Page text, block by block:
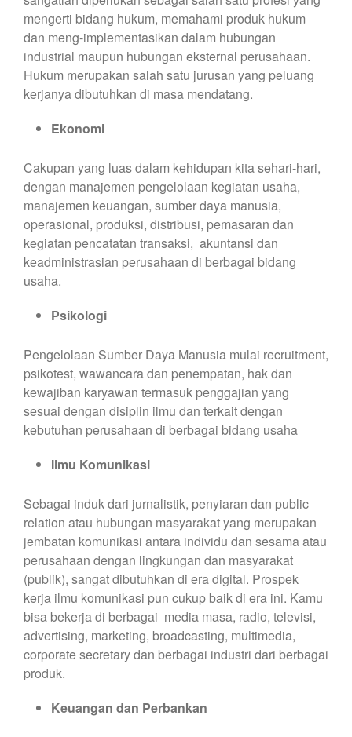
mengerti bidang hukum, memahami produk hukum
dan meng-implementasikan dalam hubungan
industrial maupun hubungan eksternal perusahaan.
Hukum merupakan salah satu jurusan yang peluang
kerjanya dibutuhkan di masa mendatang.
Ekonomi
Cakupan yang luas dalam kehidupan kita sehari-hari,
dengan manajemen pengelolaan kegiatan usaha,
manajemen keuangan, sumber daya manusia,
operasional, produksi, distribusi, pemasaran dan
kegiatan pencatatan transaksi, akuntansi dan
keadministrasian perusahaan di berbagai bidang
usaha.
Psikologi
Pengelolaan Sumber Daya Manusia mulai recruitment,
psikotest, wawancara dan penempatan, hak dan
kewajiban karyawan termasuk penggajian yang
sesuai dengan disiplin ilmu dan terkait dengan
kebutuhan perusahaan di berbagai bidang usaha
Ilmu Komunikasi
Sebagai induk dari jurnalistik, penyiaran dan public
relation atau hubungan masyarakat yang merupakan
jembatan komunikasi antara individu dan sesama atau
perusahaan dengan lingkungan dan masyarakat
(publik), sangat dibutuhkan di era digital. Prospek
kerja ilmu komunikasi pun cukup baik di era ini. Kamu
bisa bekerja di berbagai media masa, radio, televisi,
advertising, marketing, broadcasting, multimedia,
corporate secretary dan berbagai industri dari berbagai
produk.
Keuangan dan Perbankan